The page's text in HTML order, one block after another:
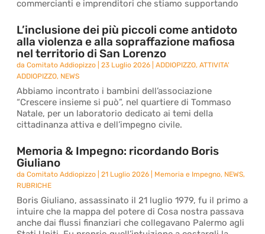
commercianti e imprenditori che stiamo supportando
L’inclusione dei più piccoli come antidoto
alla violenza e alla sopraffazione mafiosa
nel territorio di San Lorenzo
daComitato Addiopizzo |23 Luglio 2026 |ADDIOPIZZO,ATTIVITA'
ADDIOPIZZO, NEWS
Abbiamo incontrato i bambini dell’associazione
“Crescere insieme si può”, nel quartiere di Tommaso
Natale, per un laboratorio dedicato ai temi della
cittadinanza attiva e dell’impegno civile.
Memoria & Impegno: ricordando Boris
Giuliano
daComitato Addiopizzo |21 Luglio 2026 Memoria e Impegno, NEWS,
RUBRICHE
Boris Giuliano, assassinato il 21 luglio 1979, fu il primo a
intuire che la mappa del potere di Cosa nostra passava
anche dai flussi finanziari che collegavano Palermo agli